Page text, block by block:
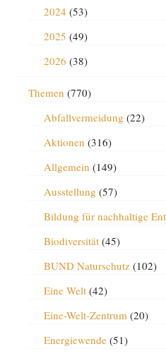
2024 (53)
2025 (49)
2026 (38)
Themen (770)
Abfallvermeidung (22)
Aktionen (316)
Allgemein (149)
Ausstellung (57)
Bildung für nachhaltige
Biodiversität(45)
BUND Naturschutz(102)
Eine Welt(42)
Eine-Welt-Zentrum (20)
Energiewende(51)